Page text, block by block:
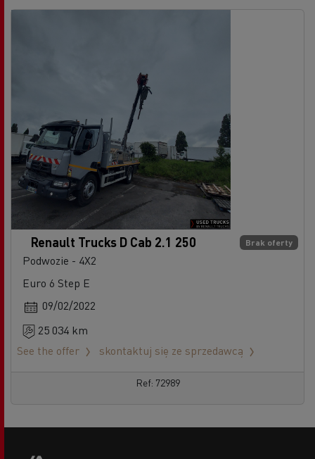
Brak oferty
Renault Trucks D Cab 2.1 250
Podwozie - 4X2
Euro 6 Step E
09/02/2022
25 034 km
See the offer
skontaktuj się ze sprzedawcą
Ref: 72989